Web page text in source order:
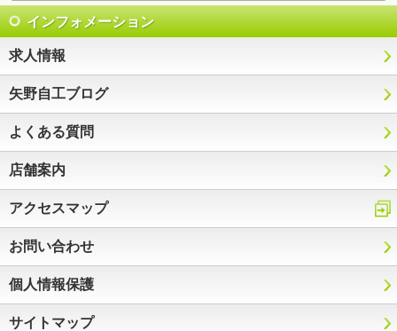
インフォメーション
求人情報
矢野自工ブログ
よくある質問
店舗案内
アクセスマップ
お問い合わせ
個人情報保護
サイトマップ